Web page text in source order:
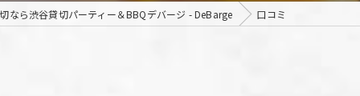
なら渋谷貸切パーティー＆BBQデバージ - DeBarge 口コミ